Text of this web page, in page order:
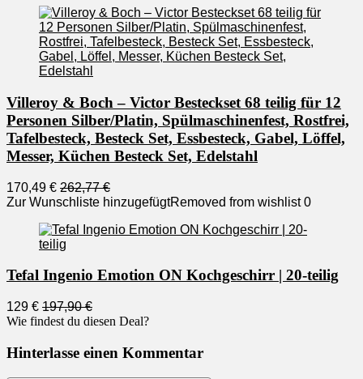
Villeroy & Boch – Victor Besteckset 68 teilig für 12
Personen Silber/Platin, Spülmaschinenfest, Rostfrei,
Tafelbesteck, Besteck Set, Essbesteck, Gabel, Löffel,
Messer, Küchen Besteck Set, Edelstahl
170,49 € 262,77 €
Zur Wunschliste hinzugefügtRemoved from wishlist 0
Tefal Ingenio Emotion ON Kochgeschirr | 20-teilig
129 € 197,90 €
Wie findest du diesen Deal?
Hinterlasse einen Kommentar